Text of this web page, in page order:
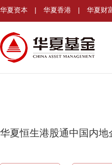
华夏资本 | 华夏香港 | 华夏财
华夏恒生港股通中国内